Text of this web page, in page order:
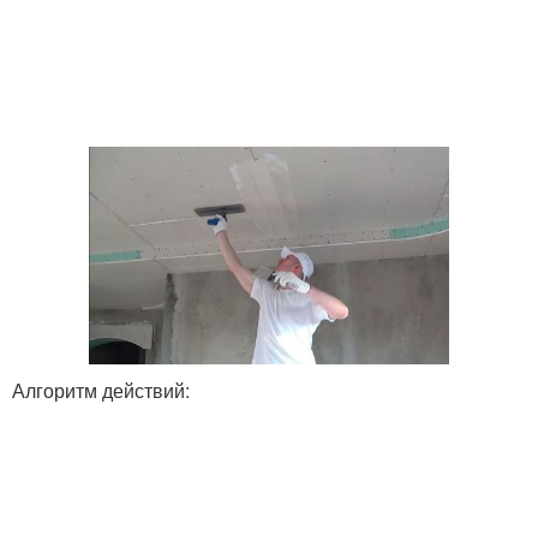
Алгоритм действий: